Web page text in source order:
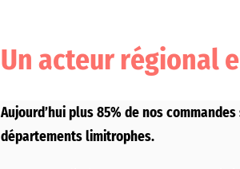
Un acteur régional
Aujourd’hui plus 85% de nos
départements limitrophes.